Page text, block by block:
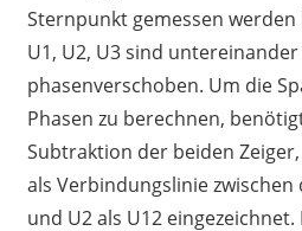
Sternpunkt gemessen werden
U1, U2, U3 sind untereinander
phasenverschoben. Um die
Phasen zu berechnen,
Subtraktion der beiden
als Verbindungslinie zwischen
und U2 als U12 eingezeichnet.